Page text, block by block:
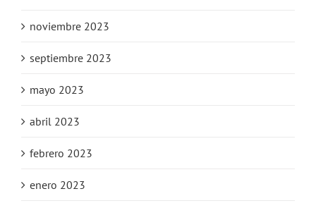
noviembre 2023
septiembre 2023
mayo 2023
abril 2023
febrero 2023
enero 2023